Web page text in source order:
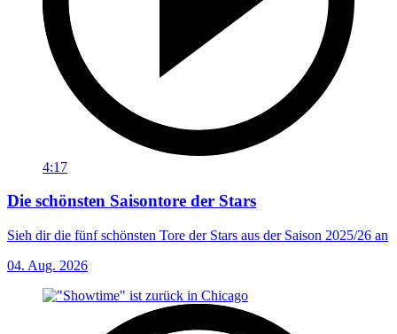
4:17
Die schönsten Saisontore der Stars
Sieh dir die fünf schönsten Tore der Stars aus der Saison 2025/26 an
04. Aug. 2026